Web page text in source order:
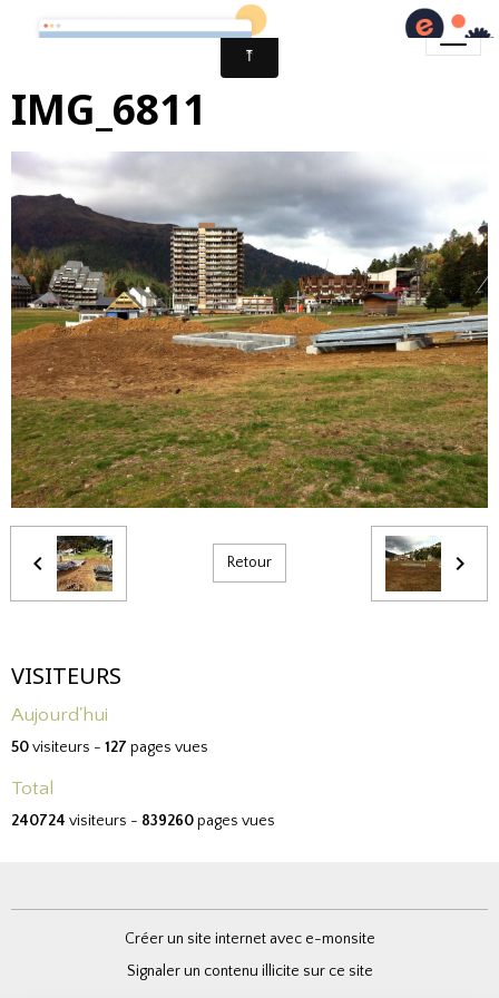
IMG_6811
Retour
VISITEURS
Aujourd'hui
50visiteurs - 127 pages vues
Total
240724 visiteurs - 839260pages vues
Créer un site internet avec e-monsite
Signaler un contenu illicite sur ce site